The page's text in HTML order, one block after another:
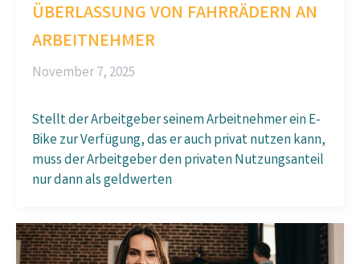
ÜBERLASSUNG VON FAHRRÄDERN AN
ARBEITNEHMER
November 7, 2025
Stellt der Arbeitgeber seinem Arbeitnehmer ein E-
Bike zur Verfügung, das er auch privat nutzen kann,
muss der Arbeitgeber den privaten Nutzungsanteil
nur dann als geldwerten